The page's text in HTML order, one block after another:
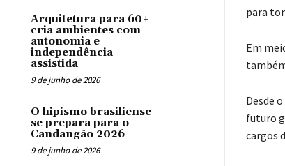
Arquitetura para 60+
cria ambientes com
autonomia e
independência
assistida
9 de junho de 2026
O hipismo brasiliense
se prepara para o
Candangão 2026
9 de junho de 2026
para
Em
Desde
futuro
cargos